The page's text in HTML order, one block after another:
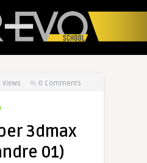
Views 0 Comments
3dmax
01)